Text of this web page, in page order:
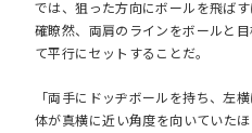
では、狙った方向にボールを飛ば
確瞭然、両肩のラインをボールと
て平行にセットすることだ。
「両手にドッヂボールを持ち、左
体が真横に近い角度を向いていた